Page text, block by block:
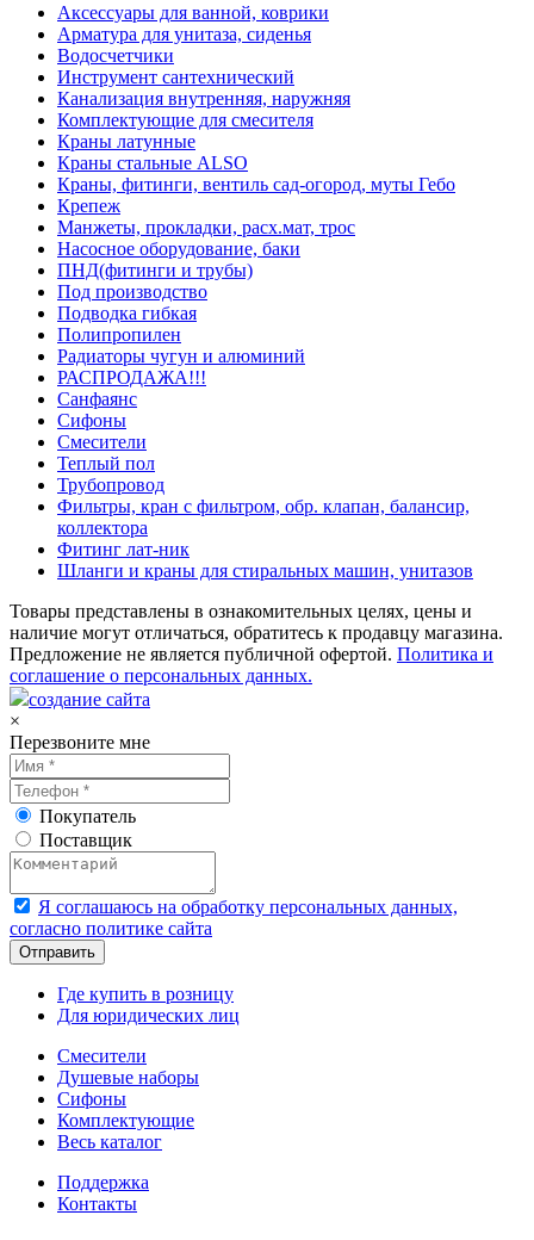
Аксессуары для ванной, коврики
Арматура для унитаза, сиденья
Водосчетчики
Инструмент сантехнический
Канализация внутренняя, наружняя
Комплектующие для смесителя
Краны латунные
Краны стальные ALSO
Краны, фитинги, вентиль сад-огород, муты Гебо
Крепеж
Манжеты, прокладки, расх.мат, трос
Насосное оборудование, баки
ПНД(фитинги и трубы)
Под производство
Подводка гибкая
Полипропилен
Радиаторы чугун и алюминий
РАСПРОДАЖА!!!
Санфаянс
Сифоны
Смесители
Теплый пол
Трубопровод
Фильтры, кран с фильтром, обр. клапан, балансир,
коллектора
Фитинг лат-ник
Шланги и краны для стиральных машин, унитазов
Товары представлены в ознакомительных целях, цены и
наличие могут отличаться, обратитесь к продавцу магазина.
Предложение не является публичной офертой. Политика и
соглашение о персональных данных.
создание сайта
×
Перезвоните мне
Покупатель
Поставщик
Я соглашаюсь на обработку персональных данных,
согласно политике сайта
Где купить в розницу
Для юридических лиц
Смесители
Душевые наборы
Сифоны
Комплектующие
Весь каталог
Поддержка
Контакты